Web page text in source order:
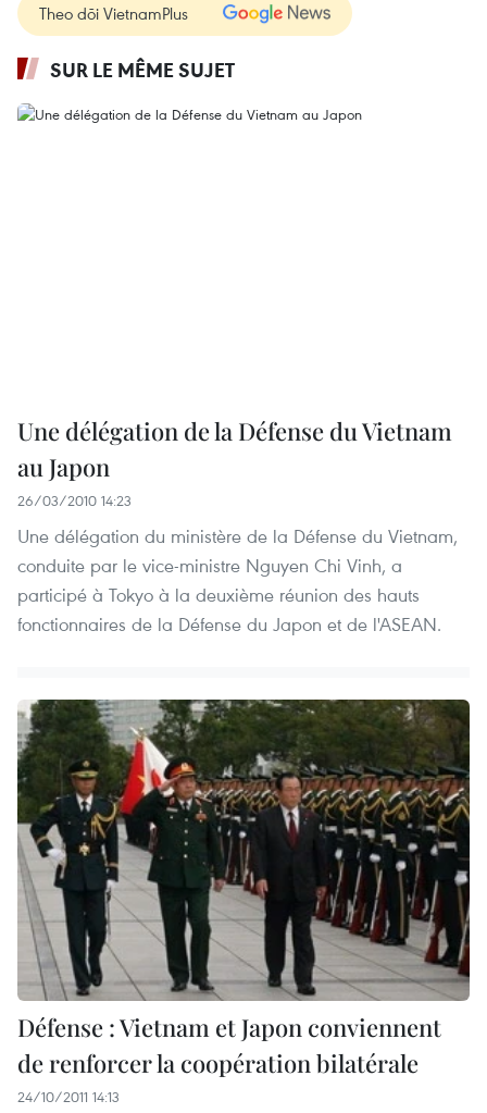
Theo dõi VietnamPlus
SUR LE MÊME SUJET
Une délégation de la Défense du Vietnam
au Japon
26/03/2010 14:23
Une délégation du ministère de la Défense du Vietnam,
conduite par le vice-ministre Nguyen Chi Vinh, a
participé à Tokyo à la deuxième réunion des hauts
fonctionnaires de la Défense du Japon et de l'ASEAN.
Défense : Vietnam et Japon conviennent
de renforcer la coopération bilatérale
24/10/2011 14:13